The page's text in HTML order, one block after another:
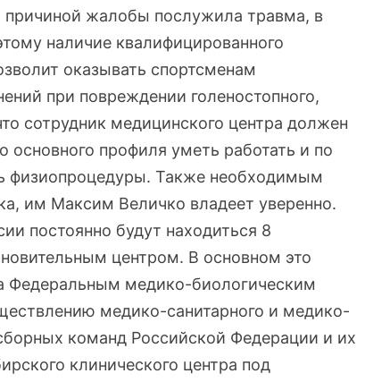
причиной жалобы послужила травма, в
наличие квалифицированного
оказывать спортсменам
при повреждении голеностопного,
сотрудник медицинского центра должен
профиля уметь работать и по
физиопроцедуры. Также необходимым
им Максим Величко владеет уверенно.
постоянно будут находиться 8
центром. В основном это
Федеральным медико-биологическим
медико-санитарного и медико-
команд Российской Федерации и их
клинического центра под